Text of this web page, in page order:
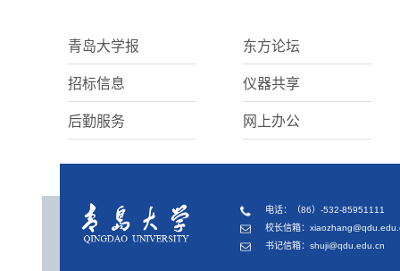
青岛大学报 东方论坛
招标信息 仪器共享
后勤服务 网上办公
电话：（86）-532-85951111
校长信箱：
书记信箱：shuji@qdu.edu.cn